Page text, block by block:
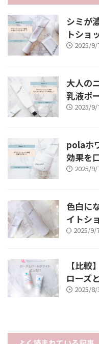
シミが
トショ
2025/9/
大人の
乳液ポ
2025/9/
polaホ
効果を
2025/9/
色白に
イトシ
2025/9/
【比
ローズ
2025/8/